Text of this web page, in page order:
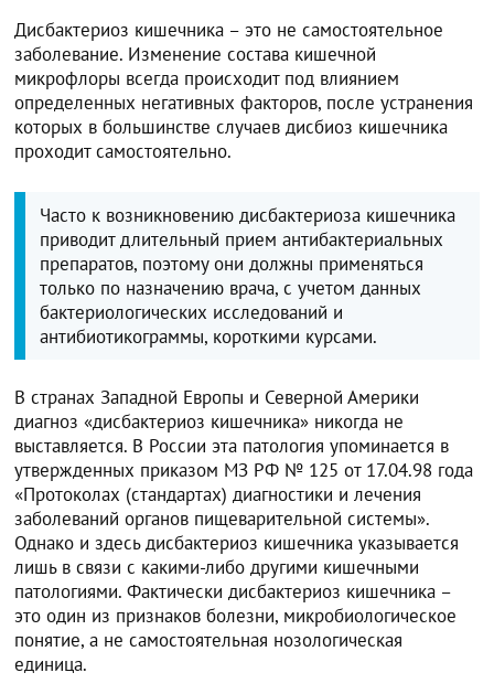
Дисбактериоз кишечника – это не самостоятельное
заболевание. Изменение состава кишечной
микрофлоры всегда происходит под влиянием
определенных негативных факторов, после устранения
которых в большинстве случаев дисбиоз кишечника
проходит самостоятельно.
Часто к возникновению дисбактериоза кишечника
приводит длительный прием антибактериальных
препаратов, поэтому они должны применяться
только по назначению врача, с учетом данных
бактериологических исследований и
антибиотикограммы, короткими курсами.
В странах Западной Европы и Северной Америки
диагноз «дисбактериоз кишечника» никогда не
выставляется. В России эта патология упоминается в
утвержденных приказом МЗ РФ № 125 от 17.04.98 года
«Протоколах (стандартах) диагностики и лечения
заболеваний органов пищеварительной системы».
Однако и здесь дисбактериоз кишечника указывается
лишь в связи с какими-либо другими кишечными
патологиями. Фактически дисбактериоз кишечника –
это один из признаков болезни, микробиологическое
понятие, а не самостоятельная нозологическая
единица.